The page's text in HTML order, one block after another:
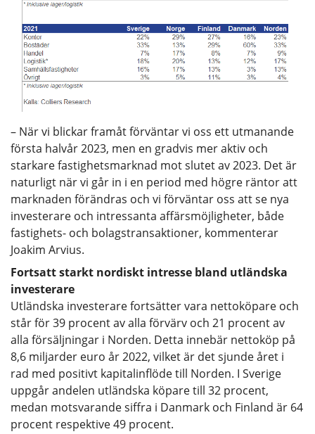
– När vi blickar framåt förväntar vi oss ett utmanande
första halvår 2023, men en gradvis mer aktiv och
starkare fastighetsmarknad mot slutet av 2023. Det är
naturligt när vi går in i en period med högre räntor att
marknaden förändras och vi förväntar oss att se nya
investerare och intressanta affärsmöjligheter, både
fastighets- och bolagstransaktioner, kommenterar
Joakim Arvius.
Fortsatt starkt nordiskt intresse bland utländska
investerare
Utländska investerare fortsätter vara nettoköpare och
står för 39 procent av alla förvärv och 21 procent av
alla försäljningar i Norden. Detta innebär nettoköp på
8,6 miljarder euro år 2022, vilket är det sjunde året i
rad med positivt kapitalinflöde till Norden. I Sverige
uppgår andelen utländska köpare till 32 procent,
medan motsvarande siffra i Danmark och Finland är 64
procent respektive 49 procent.